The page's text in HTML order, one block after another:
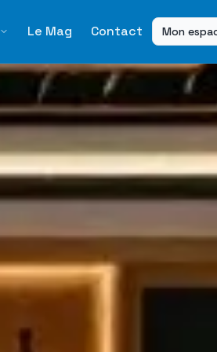
Le Mag Contact Mon